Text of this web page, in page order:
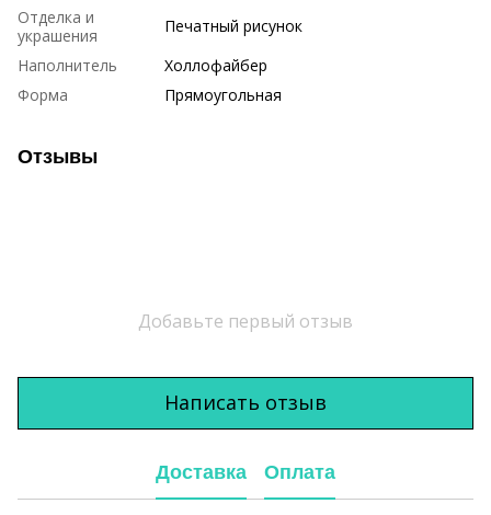
Отделка и
украшения
Печатный рисунок
Наполнитель
Холлофайбер
Форма
Прямоугольная
Отзывы
Добавьте первый отзыв
Написать отзыв
Доставка Оплата